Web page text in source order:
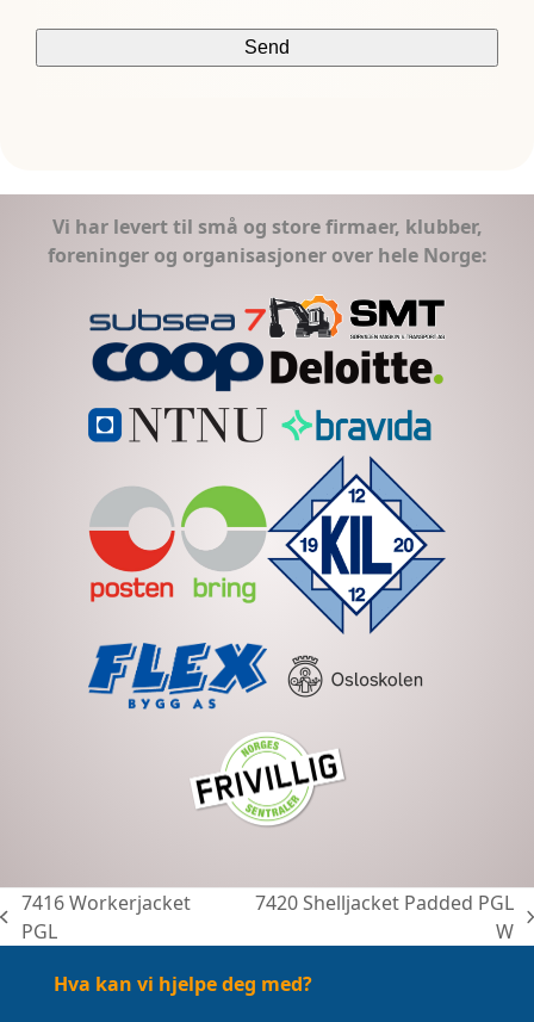
Vi har levert til små og store firmaer, klubber,
foreninger og organisasjoner over hele Norge:
previous
7416 Workerjacket
PGL
7420 Shelljacket Padded PGL
W
Hva kan vi hjelpe deg med?